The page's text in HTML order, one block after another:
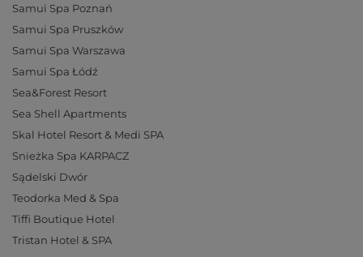
Samui Spa Poznań
Samui Spa Pruszków
Samui Spa Warszawa
Samui Spa Łódź
Sea&Forest Resort
Sea Shell Apartments
Skal Hotel Resort & Medi SPA
Snieżka Spa KARPACZ
Sądelski Dwór
Teodorka Med & Spa
Tiffi Boutique Hotel
Tristan Hotel & SPA